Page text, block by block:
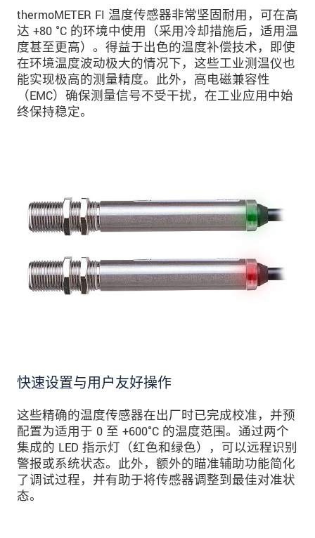
thermoMETER FI 温度传感器非常坚固耐用，可在高
达 +80 °C 的环境中使用（采用冷却措施后，适用温
度甚至更高）。得益于出色的温度补偿技术，即使
在环境温度波动极大的情况下，这些工业测温仪也
能实现极高的测量精度。此外，高电磁兼容性
（EMC）确保测量信号不受干扰，在工业应用中始
终保持稳定。
快速设置与用户友好操作
这些精确的温度传感器在出厂时已完成校准，并预
配置为适用于 0 至 +600°C 的温度范围。通过两个
集成的 LED 指示灯（红色和绿色），可以远程识别
警报或系统状态。此外，额外的瞄准辅助功能简化
了调试过程，并有助于将传感器调整到最佳对准状
态。